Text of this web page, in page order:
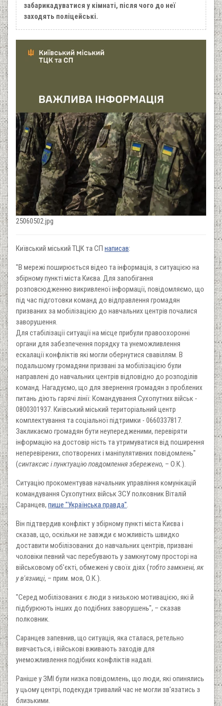
забарикадуватися у кімнаті, після чого до неї
заходять поліцейські.
25060502.jpg
Київський міський ТЦК та СП написав:
"В мережі поширюється відео та інформація, з ситуацією на
збірному пункті міста Києва. Для запобігання
розповсюдженню викривленої інформації, повідомляємо, що
під час підготовки команд до відправлення громадян
призваних за мобілізацією до навчальних центрів почалися
заворушення.
Для стабілізації ситуації на місце прибули правоохоронні
органи для забезпечення порядку та унеможливлення
ескалації конфліктів які могли обернутися свавіллям. В
подальшому громадяни призвані за мобілізацією були
направлені до навчальних центрів відповідно до розподілів
команд. Нагадуємо, що для звернення громадян з проблених
питань діють гарячі лінії: Командування Сухопутних військ -
0800301937. Київський міський територіальний центр
комплектування та соціальної підтримки - 0660337817.
Закликаємо громадян бути неупередженими, перевіряти
інформацію на достовір ність та утримуватися від поширення
неперевірених, спотворених і маніпулятивних повідомлень"
(синтаксис і пунктуацію повдомлення збережено, – О.К.).
Ситуацію прокоментував начальник управління комунікацій
командування Сухопутних військ ЗСУ полковник Віталій
Саранцев, пише "Українська правда".
Він підтвердив конфлікт у збірному пункті міста Києва і
сказав, що, оскільки не завжди є можливість швидко
доставити мобілізованих до навчальних центрів, призвані
чоловіки певний час перебувають у замкнутому просторі на
військовому об’єкті, обмежені у своїх діях (тобто замкнені, як
у в'язниці, – прим. моя, О.К.).
"Серед мобілізованих є люди з низькою мотивацією, які й
підбурюють інших до подібних заворушень", – сказав
полковник.
Саранцев запевнив, що ситуація, яка сталася, ретельно
вивчається, і військові вживають заходів для
унеможливлення подібних конфліктів надалі.
Раніше у ЗМІ були низка повідомлень, що люди, які опинялись
у цьому центрі, подекуди тривалий час не могли зв'язатись з
близькими.